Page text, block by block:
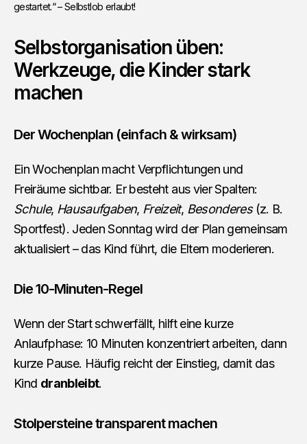
gestartet.“ – Selbstlob erlaubt!
Selbstorganisation üben:
Werkzeuge, die Kinder stark
machen
Der Wochenplan (einfach & wirksam)
Ein Wochenplan macht Verpflichtungen und
Freiräume sichtbar. Er besteht aus vier Spalten:
Schule, Hausaufgaben, Freizeit, Besonderes(z. B.
Sportfest). Jeden Sonntag wird der Plan gemeinsam
aktualisiert – das Kind führt, die Eltern moderieren.
Die 10-Minuten-Regel
Wenn der Start schwerfällt, hilft eine kurze
Anlaufphase: 10 Minuten konzentriert arbeiten, dann
kurze Pause. Häufig reicht der Einstieg, damit das
Kind dranbleibt.
Stolpersteine transparent machen